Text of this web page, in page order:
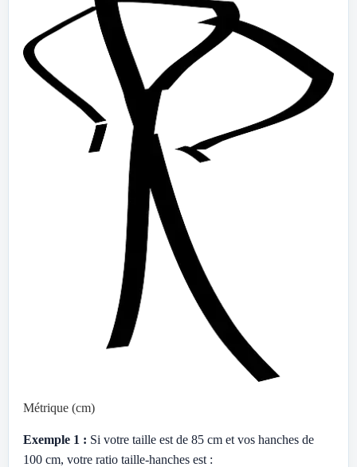
Métrique (cm)
Exemple 1 : Si votre taille est de 85 cm et vos hanches de
100 cm, votre ratio taille-hanches est :